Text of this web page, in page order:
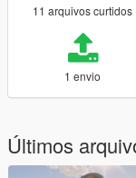
11 arquivos curtidos
1 envio
Últimos